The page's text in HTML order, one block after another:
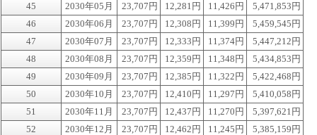
45
2030年05月 23,707円 12,281円 11,426円
5,471,853円
46
2030年06月 23,707円 12,308円 11,399円
5,459,545円
47
2030年07月 23,707円 12,333円 11,374円
5,447,212円
48
2030年08月 23,707円 12,359円 11,348円
5,434,853円
49
2030年09月 23,707円 12,385円 11,322円
5,422,468円
50
2030年10月 23,707円 12,410円 11,297円
5,410,058円
51
2030年11月 23,707円 12,437円 11,270円
5,397,621円
52
2030年12月 23,707円 12,462円 11,245円
5,385,159円